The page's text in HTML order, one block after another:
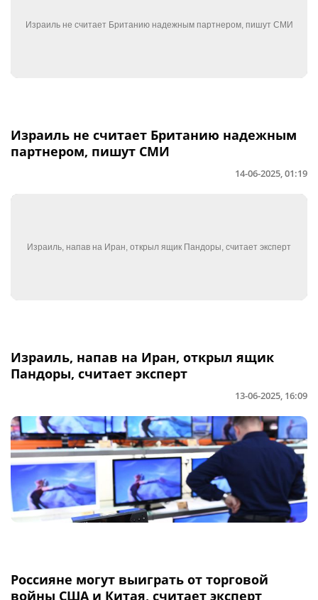
Израиль не считает Британию надежным
партнером, пишут СМИ
14-06-2025, 01:19
Израиль, напав на Иран, открыл ящик
Пандоры, считает эксперт
13-06-2025, 16:09
Россияне могут выиграть от торговой
войны США и Китая, считает эксперт